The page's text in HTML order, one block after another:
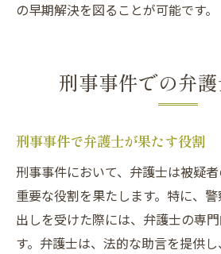
の早期解決を図ることが可能です。
刑事事件での弁
刑事事件で弁護士が果たす役割
刑事事件において、弁護士は被疑
重要な役割を果たします。特に、
出しを受けた際には、弁護士の専
す。弁護士は、法的な助言を提供